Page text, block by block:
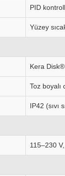
PID
Yüzey
Kera
Toz boyalı
IP42 (sıvı
115–230